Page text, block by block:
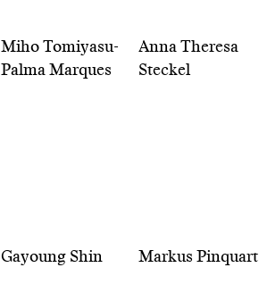
Miho Tomiyasu-
Palma Marques
Anna Theresa
Steckel
Gayoung Shin Markus Pinquart